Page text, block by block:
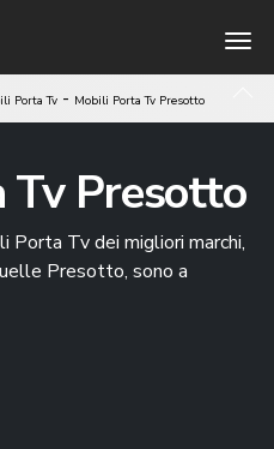
Porta Tv- Mobili Porta Tv Presotto
Tv Presotto
Porta Tv dei migliori marchi,
Presotto, sono a